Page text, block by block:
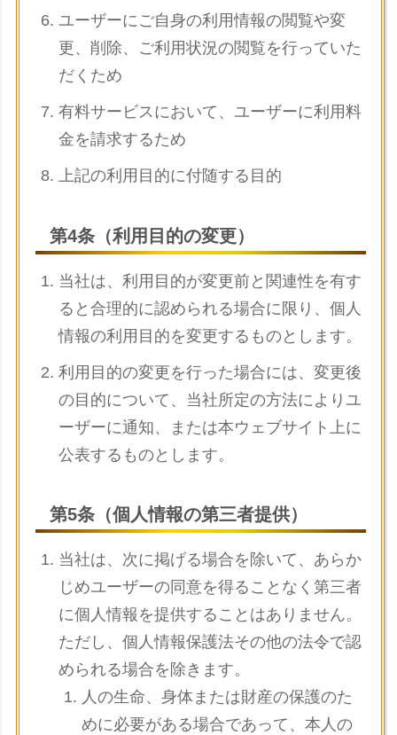
ユーザーにご自身の利用情報の閲覧や変
更、削除、ご利用状況の閲覧を行っていた
だくため
有料サービスにおいて、ユーザーに利用料
金を請求するため
上記の利用目的に付随する目的
第4条（利用目的の変更）
当社は、利用目的が変更前と関連性を有す
ると合理的に認められる場合に限り、個人
情報の利用目的を変更するものとします。
利用目的の変更を行った場合には、変更後
の目的について、当社所定の方法によりユ
ーザーに通知、または本ウェブサイト上に
公表するものとします。
第5条（個人情報の第三者提供）
当社は、次に掲げる場合を除いて、あらか
じめユーザーの同意を得ることなく第三者
に個人情報を提供することはありません。
ただし、個人情報保護法その他の法令で認
められる場合を除きます。
人の生命、身体または財産の保護のた
めに必要がある場合であって、本人の